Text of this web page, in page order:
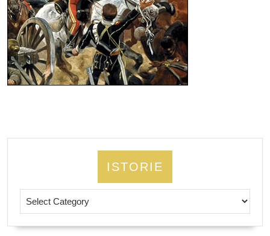
ISTORIE